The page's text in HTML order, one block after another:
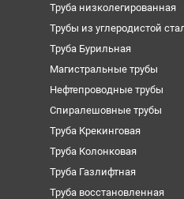
Труба низколегированная
Трубы из углеродистой
Труба Бурильная
Магистральные трубы
Нефтепроводные трубы
Спиралешовные трубы
Труба Крекинговая
Труба Колонковая
Труба Газлифтная
Труба восстановленная